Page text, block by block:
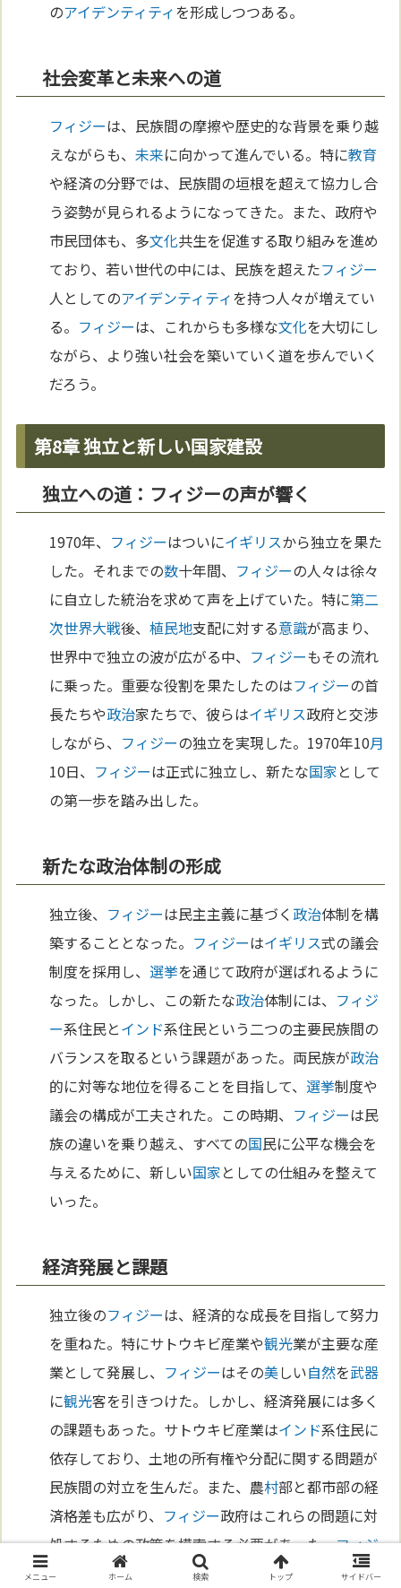
のアイデンティティを形成しつつある。
社会変革と未来への道
フィジーは、民族間の摩擦や歴史的な背景を乗り越
えながらも、未来に向かって進んでいる。特に教育
や経済の分野では、民族間の垣根を超えて協力し合
う姿勢が見られるようになってきた。また、政府や
市民団体も、多文化共生を促進する取り組みを進め
ており、若い世代の中には、民族を超えたフィジー
人としてのアイデンティティを持つ人々が増えてい
る。 フィジーは、これからも多様な文化を大切にし
ながら、より強い社会を築いていく道を歩んでいく
だろう。
第8章 独立と新しい国家建設
独立への道：フィジーの声が響く
1970年、 フィジーはついにイギリスから独立を果た
した。それまでの数十年間、 フィジーの人々は徐々
に自立した統治を求めて声を上げていた。特に第二
次世界大戦後、植民地支配に対する意識が高まり、
世界中で独立の波が広がる中、 フィジーもその流れ
に乗った。重要な役割を果たしたのはフィジーの首
長たちや政治家たちで、彼らはイギリス政府と交渉
しながら、 フィジーの独立を実現した。1970年10月
10日、 フィジーは正式に独立し、新たな国家として
の第一歩を踏み出した。
新たな政治体制の形成
独立後、 フィジーは民主主義に基づく 政治体制を構
築することとなった。 フィジーはイギリス式の議会
制度を採用し、 選挙を通じて政府が選ばれるように
なった。しかし、この新たな政治体制には、 フィジ
ー系住民とインド系住民という二つの主要民族間の
バランスを取るという課題があった。両民族が政治
的に対等な地位を得ることを目指して、 選挙制度や
議会の構成が工夫された。この時期、 フィジーは民
族の違いを乗り越え、すべての国民に公平な機会を
与えるために、新しい国家としての仕組みを整えて
いった。
経済発展と課題
独立後のフィジーは、経済的な成長を目指して努力
を重ねた。特にサトウキビ産業や観光業が主要な産
業として発展し、 フィジーはその美しい自然を武器
に観光客を引きつけた。しかし、経済発展には多く
の課題もあった。サトウキビ産業はインド系住民に
依存しており、土地の所有権や分配に関する問題が
民族間の対立を生んだ。また、農村部と都市部の経
済格差も広がり、 フィジー政府はこれらの問題に対
処するための政策を模索する必要があった。フィジ
ー
の経済は、これからの発展に向けた多くの挑戦に
メニュー ホーム 検索 トップ サイドバー